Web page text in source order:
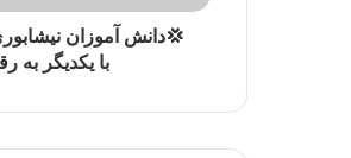
💢دانش آموزان
با یکدیگر به